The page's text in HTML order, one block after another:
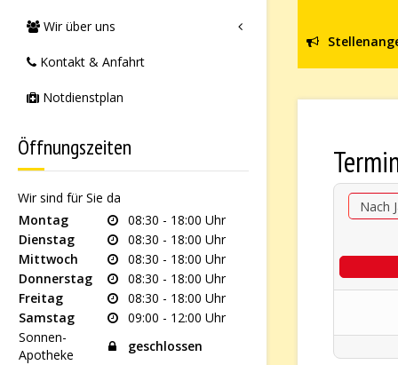
Wir über uns
Kontakt & Anfahrt
Notdienstplan
Öffnungszeiten
Wir sind für Sie da
Montag
08:30 - 18:00 Uhr
Dienstag
08:30 - 18:00 Uhr
Mittwoch
08:30 - 18:00 Uhr
Donnerstag
08:30 - 18:00 Uhr
Freitag
08:30 - 18:00 Uhr
Samstag
09:00 - 12:00 Uhr
Sonnen-
Apotheke
geschlossen
Nach